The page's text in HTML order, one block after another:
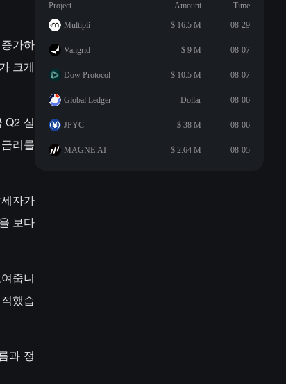
가하
크게
Q2 실
리를
자가
보다
줍니
했습
과 정
Project Amount
Time
Multipli
$ 16.5 M 08-29
Vangrid $ 9 M 08-07
Dow Protocol $ 10.5 M 08-07
Global Ledger --Dollar 08-06
JPYC $ 38 M 08-06
MAGNE.AI $ 2.64 M 08-05